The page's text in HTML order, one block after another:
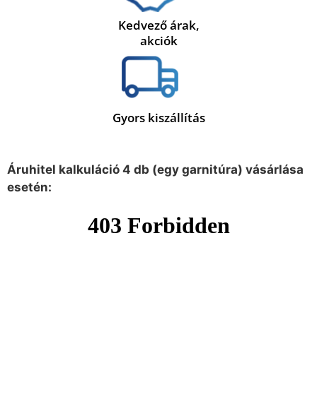
Kedvező árak,
akciók
Gyors kiszállítás
Áruhitel kalkuláció 4 db (egy garnitúra) vásárlása
esetén: